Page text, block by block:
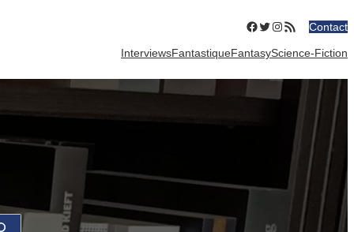
Facebook
Twitter
Instagram
Flux RSSContact
InterviewsFantastiqueFantasyScience-Fiction